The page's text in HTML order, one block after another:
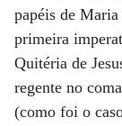
papéis de
primeira
Quitéria de
regente no
(como foi o